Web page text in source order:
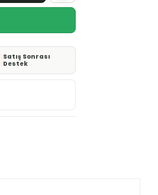
Satış Sonrası
Destek